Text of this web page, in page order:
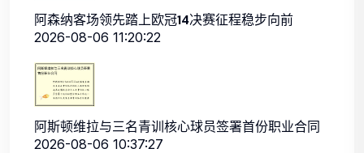
阿森纳客场领先踏上欧冠14决赛征程稳步向前
2026-08-06 11:20:22
阿斯顿维拉与三名青训核心球员签署首份职业合同
2026-08-06 10:37:27